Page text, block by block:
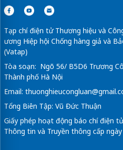
Tạp chí điện tử Thương hiệu và
ương Hiệp hội Chống hàng giả và
(Vatap)
Tòa soạn: Ngõ 56/ B5D6 Trương
Thành phố Hà Nội
Email:
Tổng Biên Tập: Vũ Đức Thuận
Giấy phép hoạt động báo chí điện
Thông tin và Truyền thông cấp